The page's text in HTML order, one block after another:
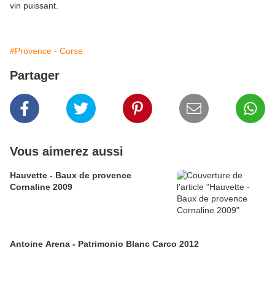
vin puissant.
#Provence - Corse
Partager
Vous aimerez aussi
Hauvette - Baux de provence
Cornaline 2009
Antoine Arena - Patrimonio Blanc Carco 2012